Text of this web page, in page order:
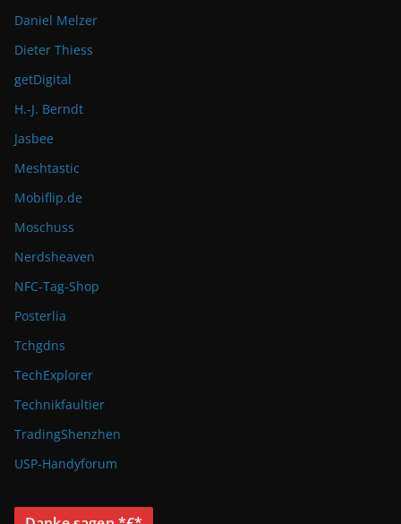
Daniel Melzer
Dieter Thiess
getDigital
H.-J. Berndt
Jasbee
Meshtastic
Mobiflip.de
Moschuss
Nerdsheaven
NFC-Tag-Shop
Posterlia
Tchgdns
TechExplorer
Technikfaultier
TradingShenzhen
USP-Handyforum